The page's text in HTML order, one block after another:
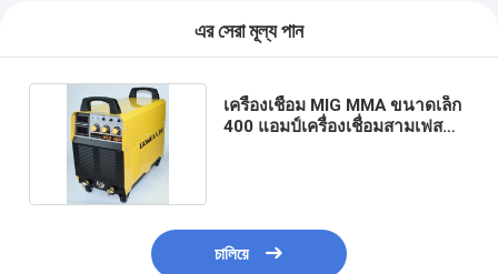
এর সেরা মূল্য পান
เครื่องเชื่อม MIG MMA ขนาดเล็ก
400 แอมป์เครื่องเชื่อมสามเฟส
চালিয়ে